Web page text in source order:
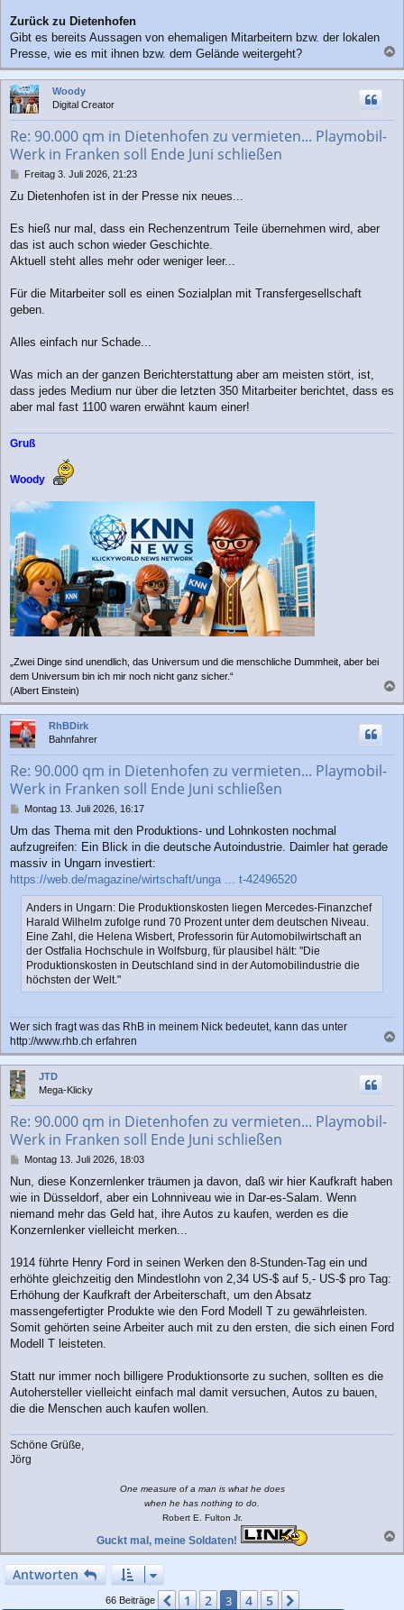
Zurück zu Dietenhofen
Gibt es bereits Aussagen von ehemaligen Mitarbeitern bzw. der lokalen
Presse, wie es mit ihnen bzw. dem Gelände weitergeht?
a
c
Woody
Digital Creator
Re: 90.000 qm in Dietenhofen zu vermieten... Playmobil-
Werk in Franken soll Ende Juni schließen
B
i
r
a
Freitag 3. Juli 2026, 21:23
Zu Dietenhofen ist in der Presse nix neues...
Es hieß nur mal, dass ein Rechenzentrum Teile übernehmen wird, aber
das ist auch schon wieder Geschichte.
Aktuell steht alles mehr oder weniger leer...
Für die Mitarbeiter soll es einen Sozialplan mit Transfergesellschaft
geben.
Alles einfach nur Schade...
Was mich an der ganzen Berichterstattung aber am meisten stört, ist,
dass jedes Medium nur über die letzten 350 Mitarbeiter berichtet, dass es
aber mal fast 1100 waren erwähnt kaum einer!
Gruß
Woody
„Zwei Dinge sind unendlich, das Universum und die menschliche Dummheit, aber bei
dem Universum bin ich mir noch nicht ganz sicher.“
(Albert Einstein)
a
c
RhBDirk
Bahnfahrer
Re: 90.000 qm in Dietenhofen zu vermieten... Playmobil-
Werk in Franken soll Ende Juni schließen
B
i
t
r
a
g
Montag 13. Juli 2026, 16:17
Um das Thema mit den Produktions- und Lohnkosten nochmal
aufzugreifen: Ein Blick in die deutsche Autoindustrie. Daimler hat gerade
massiv in Ungarn investiert:
https://web.de/magazine/wirtschaft/unga ... t-42496520
Anders in Ungarn: Die Produktionskosten liegen Mercedes-Finanzchef
Harald Wilhelm zufolge rund 70 Prozent unter dem deutschen Niveau.
Eine Zahl, die Helena Wisbert, Professorin für Automobilwirtschaft an
der Ostfalia Hochschule in Wolfsburg, für plausibel hält: "Die
Produktionskosten in Deutschland sind in der Automobilindustrie die
höchsten der Welt."
Wer sich fragt was das RhB in meinem Nick bedeutet, kann das unter
http://www.rhb.ch erfahren
a
c
JTD
Mega-Klicky
Re: 90.000 qm in Dietenhofen zu vermieten... Playmobil-
Werk in Franken soll Ende Juni schließen
B
i
t
r
a
Montag 13. Juli 2026, 18:03
Nun, diese Konzernlenker träumen ja davon, daß wir hier Kaufkraft haben
wie in Düsseldorf, aber ein Lohnniveau wie in Dar-es-Salam. Wenn
niemand mehr das Geld hat, ihre Autos zu kaufen, werden es die
Konzernlenker vielleicht merken...
1914 führte Henry Ford in seinen Werken den 8-Stunden-Tag ein und
erhöhte gleichzeitig den Mindestlohn von 2,34 US-$ auf 5,- US-$ pro Tag:
Erhöhung der Kaufkraft der Arbeiterschaft, um den Absatz
massengefertigter Produkte wie den Ford Modell T zu gewährleisten.
Somit gehörten seine Arbeiter auch mit zu den ersten, die sich einen Ford
Modell T leisteten.
Statt nur immer noch billigere Produktionsorte zu suchen, sollten es die
Autohersteller vielleicht einfach mal damit versuchen, Autos zu bauen,
die die Menschen auch kaufen wollen.
Schöne Grüße,
Jörg
One measure of a man is what he does
when he has nothing to do.
Robert E. Fulton Jr.
Guckt mal, meine Soldaten!
a
Antworten
66 Beiträge Vorherige
1 2 3 4 5